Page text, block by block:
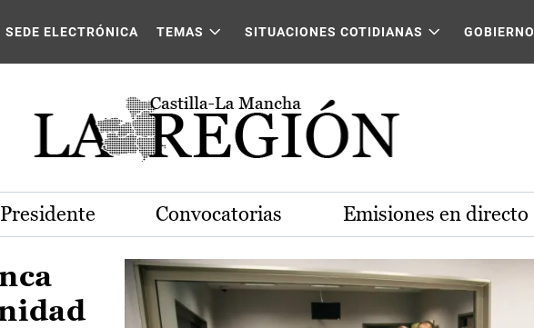
La Mancha
SEDE ELECTRÓNICA TEMAS SITUACIONES COTIDIANAS GOBIERNO
Convocatorias Emisiones en directo